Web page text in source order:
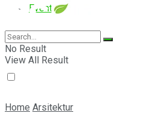
Event
E-Magazine
No Result
View All Result
Home Arsitektur